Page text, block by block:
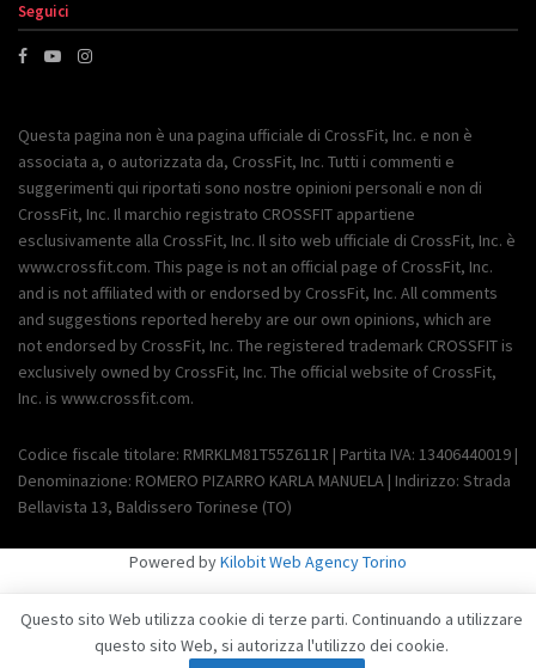
Seguici
Questa pagina non è una pagina ufficiale di CrossFit, Inc. e non è
associata a, o autorizzata da, CrossFit, Inc. Tutti i commenti e
suggerimenti qui riportati sono nostre opinioni personali e non di
CrossFit, Inc. Il marchio registrato CROSSFIT appartiene
esclusivamente alla CrossFit, Inc. Il sito web ufficiale di CrossFit, Inc. è
www.crossfit.com. This page is not an official page of CrossFit, Inc.
and is not affiliated with or endorsed by CrossFit, Inc. All comments
and suggestions reported hereby are our own opinions, which are
not endorsed by CrossFit, Inc. The registered trademark CROSSFIT is
exclusively owned by CrossFit, Inc. The official website of CrossFit,
Inc. is www.crossfit.com.
Codice fiscale titolare: RMRKLM81T55Z611R | Partita IVA: 13406440019 |
Denominazione: ROMERO PIZARRO KARLA MANUELA | Indirizzo: Strada
Bellavista 13, Baldissero Torinese (TO)
Powered byKilobit Web Agency Torino
Questo sito Web utilizza cookie di terze parti. Continuando a utilizzare
questo sito Web, si autorizza l'utilizzo dei cookie.